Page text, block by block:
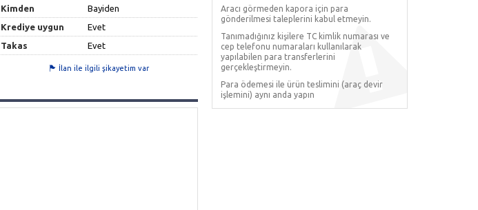
Kimden
Bayiden
Krediye uygun
Evet
Takas
Evet
İlan ile ilgili şikayetim var
Aracı görmeden kapora için para
gönderilmesi taleplerini kabul etmeyin.
Tanımadığınız kişilere TC kimlik numarası ve
cep telefonu numaraları kullanılarak
yapılabilen para transferlerini
gerçekleştirmeyin.
Para ödemesi ile ürün teslimini (araç devir
işlemini) aynı anda yapın